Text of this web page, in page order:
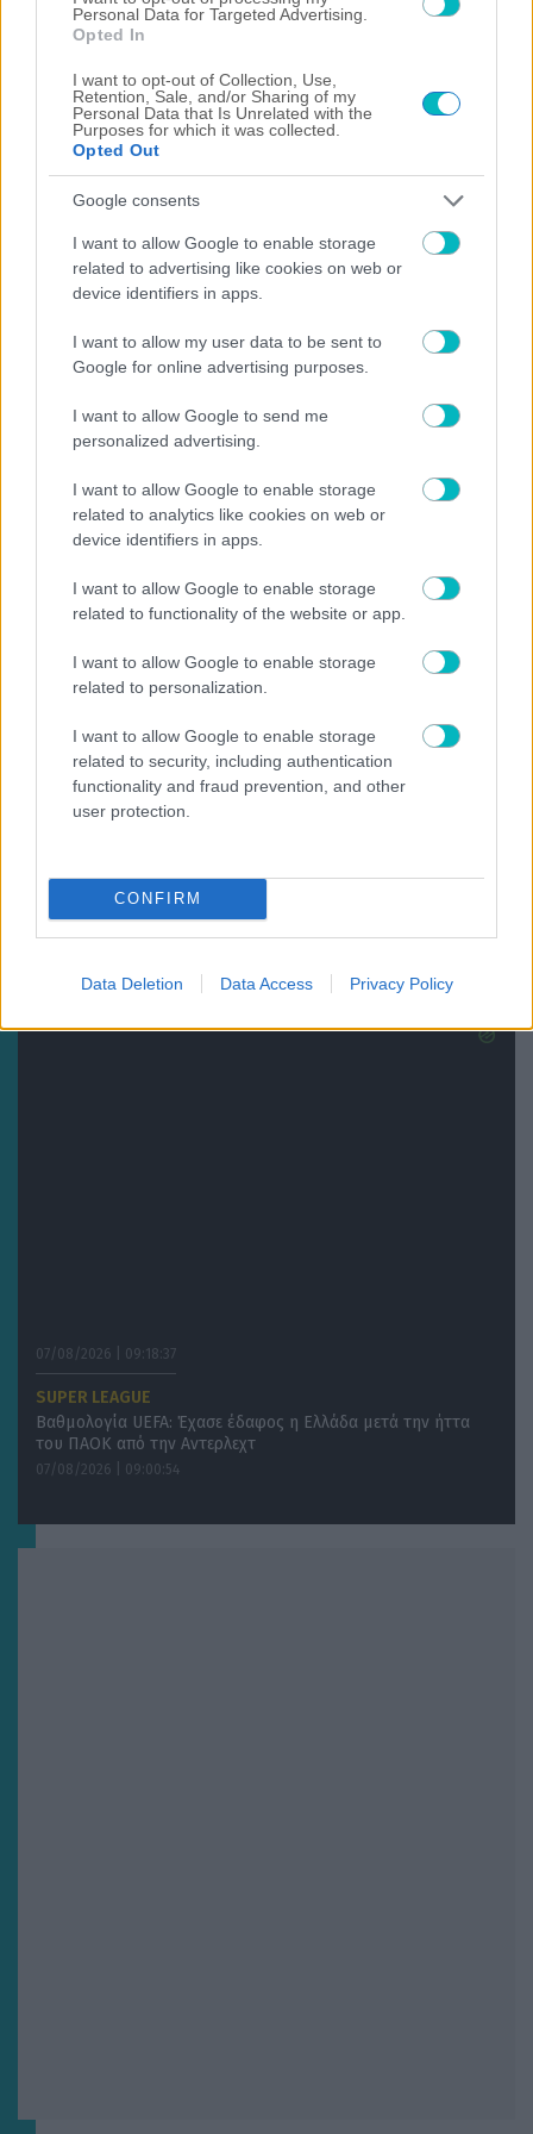
Personal Data for Targeted Advertising.
Opted In
I want to opt-out of Collection, Use,
Retention, Sale, and/or Sharing of my
Personal Data that Is Unrelated with the
Purposes for which it was collected.
Opted Out
Google consents
I want to allow Google to enable storage
related to advertising like cookies on web or
device identifiers in apps.
I want to allow my user data to be sent to
Google for online advertising purposes.
I want to allow Google to send me
personalized advertising.
I want to allow Google to enable storage
related to analytics like cookies on web or
device identifiers in apps.
I want to allow Google to enable storage
related to functionality of the website or app.
I want to allow Google to enable storage
related to personalization.
I want to allow Google to enable storage
related to security, including authentication
functionality and fraud prevention, and other
user protection.
CONFIRM
Data Deletion Data Access Privacy Policy
07/08/2026 | 11:09:12
Λιντ: Γεννήθηκε χωρίς δεξί χέρι, σκόραρε και έγινε
παράδειγμα προς μίμηση – Η μαγική του ιστορία
ΠΟΔΟΣΦΑΙΡΟ ΑΕΚ
Ο παίκτης που έπεισε τον Κόστιτς να πάει στην PSV – Το
07/08/2026 | 10:26:37
ΔΙΕΘΝΗ
H Ομοσπονδία της Αργεντινής στηρίζει τον Ινφαντίνο
07/08/2026 | 10:19:34
ΔΙΕΘΝΗ
«Βόμβα»: Ο Ρόδρι συμφώνησε με τη Μπαρτσελόνα
07/08/2026 | 10:01:56
Αντερλεχτ
07/08/2026 | 09:39:43
Παυλίδης on…fire: Σκόραρε ξανά απέναντι στη Χαρτς –
Eφτασε τα πέντε γκολ στη σεζόν
07/08/2026 | 09:18:37
SUPER LEAGUE
Βαθμολογία UEFA: Έχασε έδαφος η Ελλάδα μετά την ήττα
του ΠΑΟΚ από την Αντερλεχτ
07/08/2026 | 09:00:54